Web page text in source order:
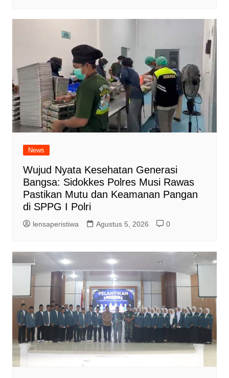
News
Wujud Nyata Kesehatan Generasi
Bangsa: Sidokkes Polres Musi Rawas
Pastikan Mutu dan Keamanan Pangan
di SPPG I Polri
lensaperistiwa Agustus 5, 2026 0